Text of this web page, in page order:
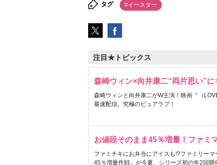
タグ #イースター
注目★トピックス
森崎ウィン×向井康二“両片思い”
森崎ウィンと向井康二がW主演！映画『（
最速配信。究極のピュアラブ！
お値段そのまま45％増量！ファミ
ファミチキにお弁当にアイスも!?ファミリー
45％増量作戦」が今夏、シリーズ初の年2回開